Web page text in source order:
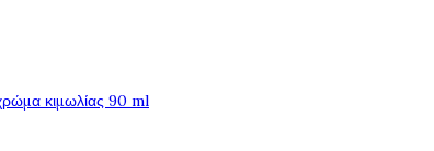
κιμωλίας 90 ml